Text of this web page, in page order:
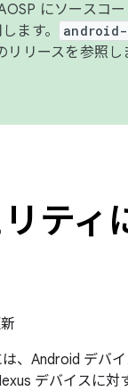
にソースコ
ます。
リースを参照し
ティ
、Android デバ
デバイスに対